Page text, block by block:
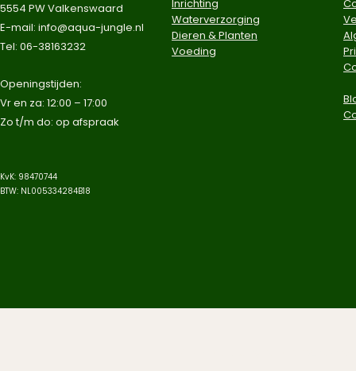
5554 PW Valkenswaard
E-mail: info@aqua-jungle.nl
Tel: 06-38163232
​Openingstijden:
Vr en za: 12:00 – 17:00
Zo t/m do: op afspraak​
KvK: 98470744
BTW: NL005334284B18
Inrichting
Waterverzorging
Dieren & Planten
Voeding